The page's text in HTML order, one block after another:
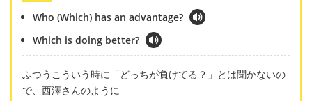
Who (Which) has an advantage?
Which is doing better?
ふつうこういう時に「どっちが負けてる？」とは聞かないの
で、西澤さんのように